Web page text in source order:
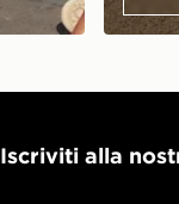
Iscriviti alla